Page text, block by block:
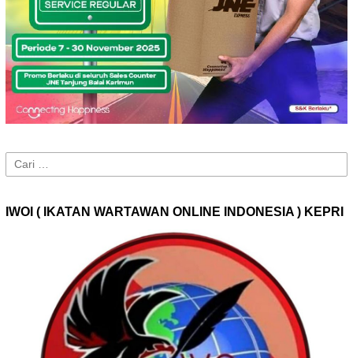
Cari
untuk:
IWOI ( IKATAN WARTAWAN ONLINE INDONESIA ) KEPRI